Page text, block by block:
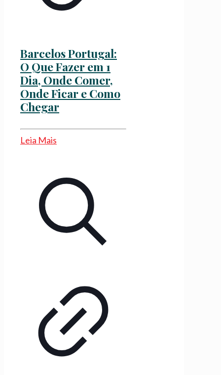
Barcelos Portugal:
O Que Fazer em 1
Dia, Onde Comer,
Onde Ficar e Como
Chegar
Leia Mais